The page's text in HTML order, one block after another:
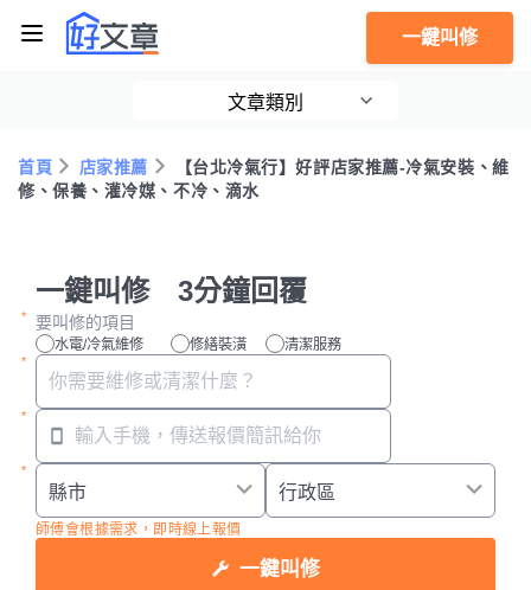
一鍵叫修
文章類別
首頁 店家推薦
【台北冷氣行】好評店家推薦-冷氣安裝、維
修、保養、灌冷媒、不冷、滴水
一鍵叫修 3分鐘回覆
要叫修的項目
水電/冷氣維修 修繕裝潢 清潔服務
師傅會根據需求，即時線上報價
一鍵叫修